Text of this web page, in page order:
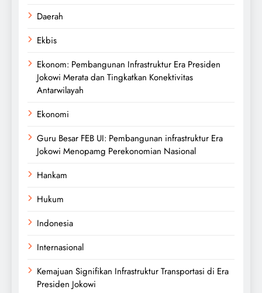
Daerah
Ekbis
Ekonom: Pembangunan Infrastruktur Era Presiden
Jokowi Merata dan Tingkatkan Konektivitas
Antarwilayah
Ekonomi
Guru Besar FEB UI: Pembangunan infrastruktur Era
Jokowi Menopamg Perekonomian Nasional
Hankam
Hukum
Indonesia
Internasional
Kemajuan Signifikan Infrastruktur Transportasi di Era
Presiden Jokowi